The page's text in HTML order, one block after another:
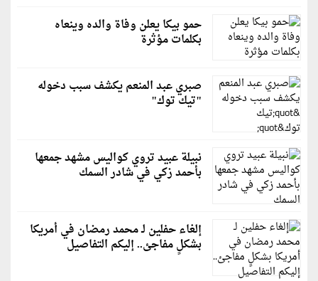
حمو بيكا يعلن وفاة والده وينعاه
بكلمات مؤثرة
صبري عبد المنعم يكشف سبب دخوله
"تيك توك"
نبيلة عبيد تروي كواليس مشهد جمعها
بأحمد زكي في شادر السمك
إلغاء حفلين لـ محمد رمضان في أمريكا
بشكلٍ مفاجئ.. إليكم التفاصيل